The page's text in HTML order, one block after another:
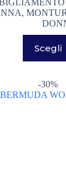
era:
è:
,
Scegli
ha
Le
-30%